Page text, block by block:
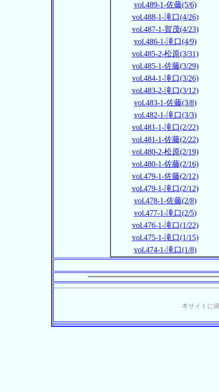
vol.489-1-佐藤(5/6)
vol.488-1-滝口(4/26)
vol.487-1-賀茂(4/23)
vol.486-1-滝口(4/9)
vol.485-2-松原(3/31)
vol.485-1-佐藤(3/29)
vol.484-1-滝口(3/26)
vol.483-2-滝口(3/12)
vol.483-1-佐藤(3/8)
vol.482-1-滝口(3/3)
vol.481-1-滝口(2/22)
vol.481-1-佐藤(2/22)
vol.480-2-松原(2/19)
vol.480-1-佐藤(2/16)
vol.479-1-佐藤(2/12)
vol.479-1-滝口(2/12)
vol.478-1-佐藤(2/8)
vol.477-1-滝口(2/5)
vol.476-1-滝口(1/22)
vol.475-1-滝口(1/15)
vol.474-1-滝口(1/8)
本サイトに